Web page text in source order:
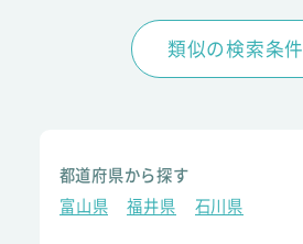
類似の検索条件
都道府県から探す
富山県
福井県 石川県